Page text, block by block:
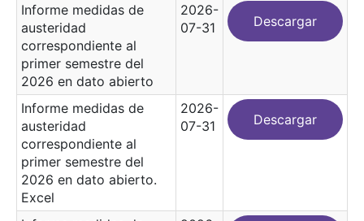
Informe medidas de
austeridad
correspondiente al
primer semestre del
2026 en dato abierto
2026-
07-31
Descargar
Informe medidas de
austeridad
correspondiente al
primer semestre del
2026 en dato abierto.
Excel
2026-
07-31
Descargar